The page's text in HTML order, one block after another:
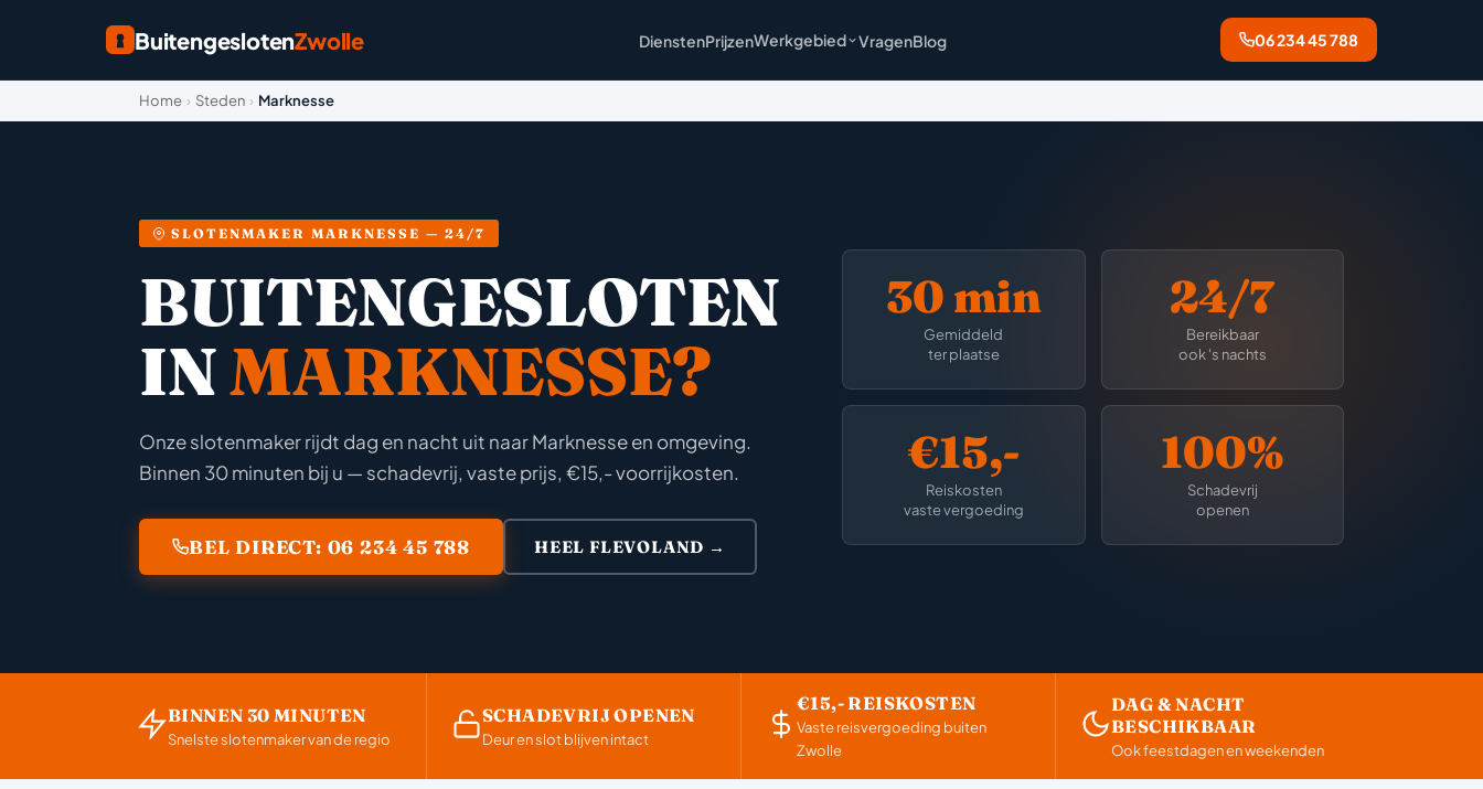
BuitengeslotenZwolle DienstenPrijzenWerkgebied VragenBlog 06 234 45 788
Home › Steden › Marknesse
SLOTENMAKER MARKNESSE — 24/7
BUITENGESLOTEN
INMARKNESSE?
Onze slotenmaker rijdt dag en nacht uit naar Marknesse en omgeving.
Binnen 30 minuten bij u — schadevrij, vaste prijs, €15,- voorrijkosten.
BEL DIRECT: 06 234 45 788 HEEL FLEVOLAND →
30 min
Gemiddeld
ter plaatse
24/7
Bereikbaar
ook 's nachts
€15,-
Reiskosten
vaste vergoeding
100%
Schadevrij
openen
BINNEN 30 MINUTEN
Snelste slotenmaker van de regio
SCHADEVRIJ OPENEN
Deur en slot blijven intact
€15,- REISKOSTEN
Vaste reisvergoeding buiten
Zwolle
DAG & NACHT
BESCHIKBAAR
Ook feestdagen en weekenden